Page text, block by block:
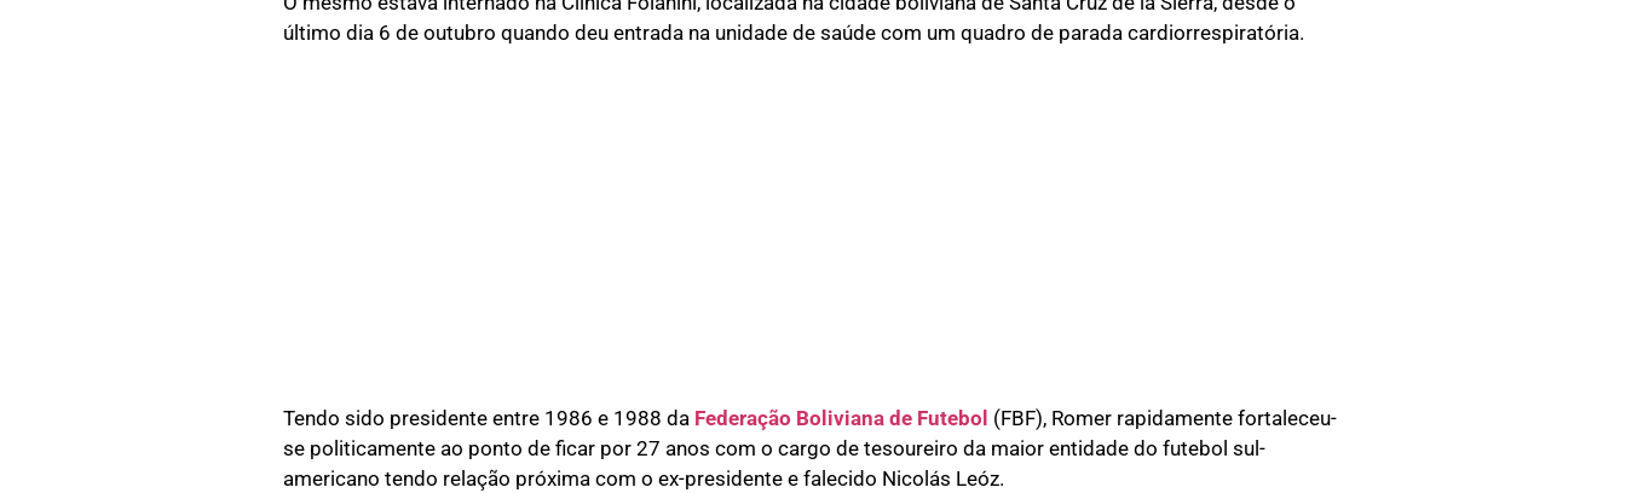
último dia 6 de outubro quando deu entrada na unidade de saúde com um quadro de parada cardiorrespiratória.
Tendo sido presidente entre 1986 e 1988 da Federação Boliviana de Futebol (FBF), Romer rapidamente fortaleceu-
se politicamente ao ponto de ficar por 27 anos com o cargo de tesoureiro da maior entidade do futebol sul-
americano tendo relação próxima com o ex-presidente e falecido Nicolás Leóz.